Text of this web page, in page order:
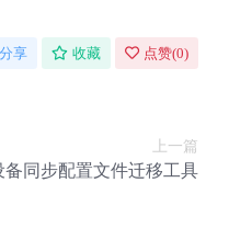
分享 收藏 点赞(0)
上一篇
同步配置文件迁移工具